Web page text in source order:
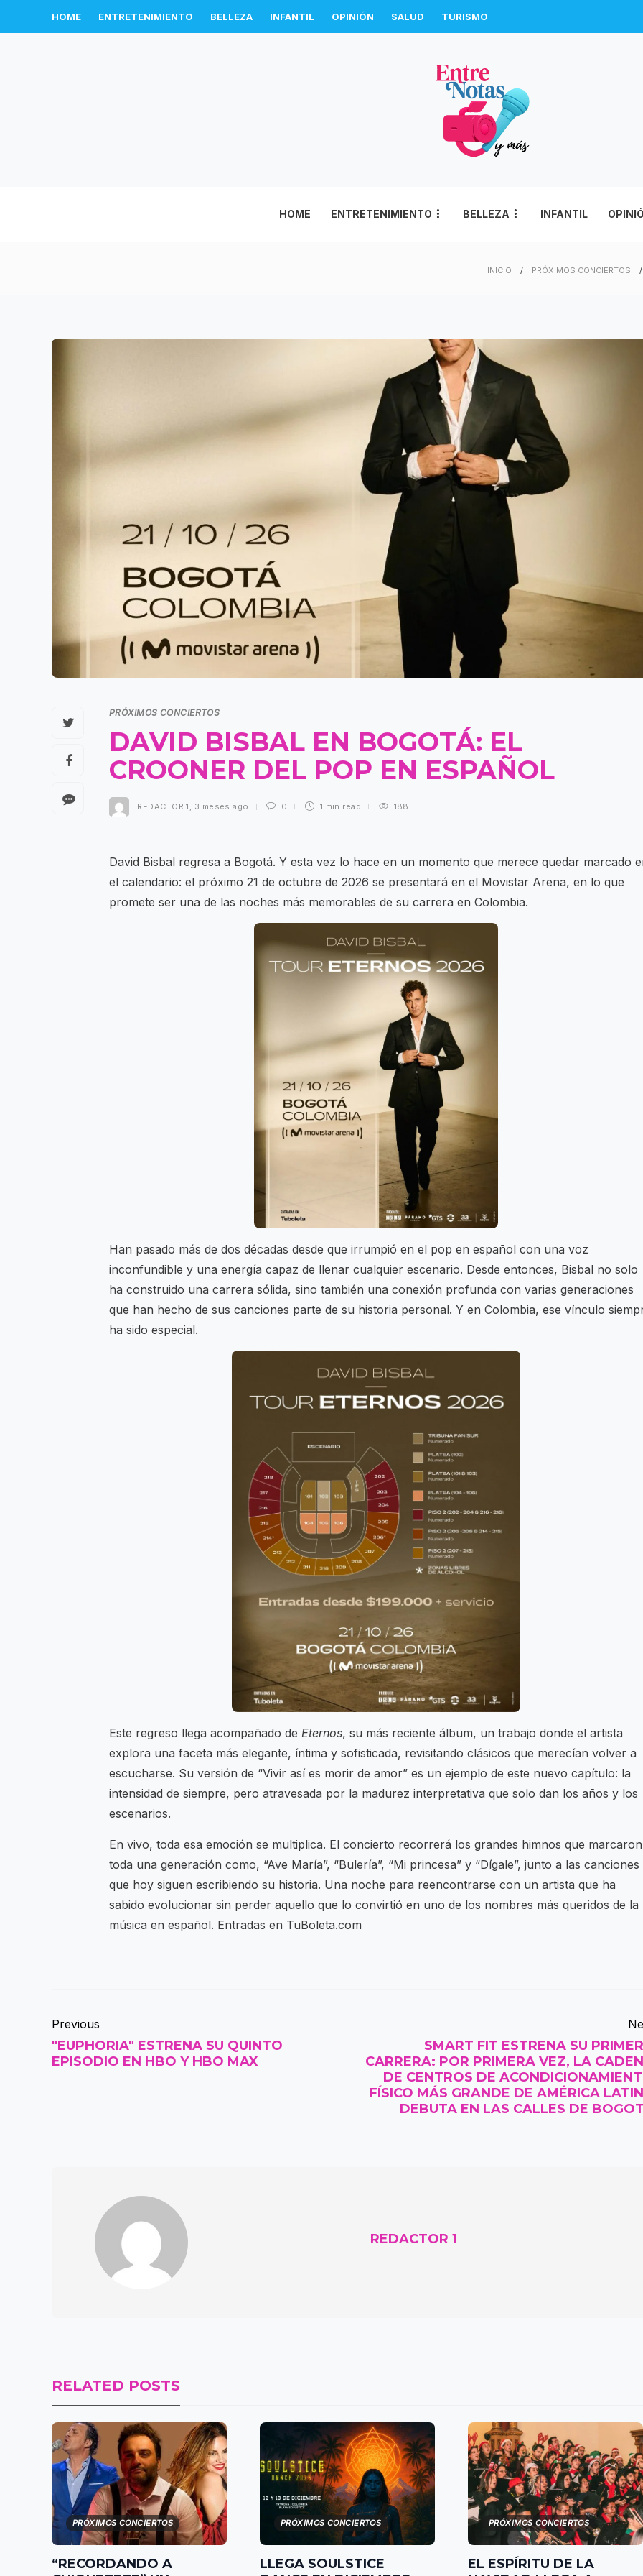
HOME ENTRETENIMIENTO BELLEZA INFANTIL OPINIÓN SALUD TURISMO
HOME ENTRETENIMIENTO BELLEZA INFANTIL
INICIO PRÓXIMOS CONCIERTOS
PRÓXIMOS CONCIERTOS
DAVID BISBAL EN BOGOTÁ: EL
CROONER DEL POP EN ESPAÑOL
REDACTOR 1 , 3 meses ago 0 1 min read 188
David Bisbal regresa a Bogotá. Y esta vez lo hace en un momento que merece quedar marcado
el calendario: el próximo 21 de octubre de 2026 se presentará en el Movistar Arena, en lo que
promete ser una de las noches más memorables de su carrera en Colombia.
Han pasado más de dos décadas desde que irrumpió en el pop en español con una voz
inconfundible y una energía capaz de llenar cualquier escenario. Desde entonces, Bisbal no solo
ha construido una carrera sólida, sino también una conexión profunda con varias generaciones
que han hecho de sus canciones parte de su historia personal. Y en Colombia, ese vínculo
ha sido especial.
Este regreso llega acompañado de Eternos, su más reciente álbum, un trabajo donde el artista
explora una faceta más elegante, íntima y sofisticada, revisitando clásicos que merecían volver a
escucharse. Su versión de “Vivir así es morir de amor” es un ejemplo de este nuevo capítulo: la
intensidad de siempre, pero atravesada por la madurez interpretativa que solo dan los años y los
escenarios.
En vivo, toda esa emoción se multiplica. El concierto recorrerá los grandes himnos que
toda una generación como, “Ave María”, “Bulería”, “Mi princesa” y “Dígale”, junto a las canciones
que hoy siguen escribiendo su historia. Una noche para reencontrarse con un artista que ha
sabido evolucionar sin perder aquello que lo convirtió en uno de los nombres más queridos de la
música en español. Entradas en TuBoleta.com
Previous
"EUPHORIA" ESTRENA SU QUINTO
EPISODIO EN HBO Y HBO MAX
SMART FIT ESTRENA SU
CARRERA: POR PRIMERA VEZ, LA
DE CENTROS DE
FÍSICO MÁS GRANDE DE AMÉRICA
DEBUTA EN LAS CALLES DE
REDACTOR 1
RELATED POSTS
PRÓXIMOS CONCIERTOS
“RECORDANDO A
PRÓXIMOS CONCIERTOS
LLEGA SOULSTICE
PRÓXIMOS CONCIERTOS
EL ESPÍRITU DE LA